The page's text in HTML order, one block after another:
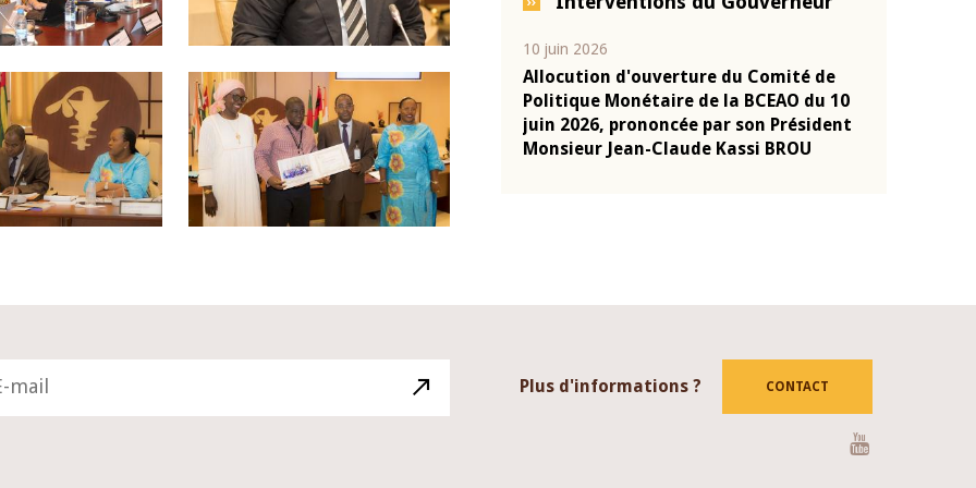
Jean-
de la cérémonie
annuel 2025
10 juin 2026
Allocution d'ouverture du Comité de
Politique Monétaire de la BCEAO du 10
juin 2026, prononcée par son Président
Monsieur Jean-Claude Kassi BROU
04 mars 2026
Allocution d'ouverture du Comité de
Politique Monétaire de la BCEAO du 4
mars 2026, prononcée par son Président
Monsieur Jean-Claude Kassi BROU
Plus d'informations ? CONTACT